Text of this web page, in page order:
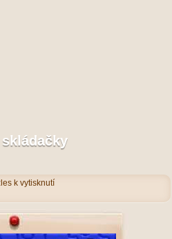
k vytisknutí